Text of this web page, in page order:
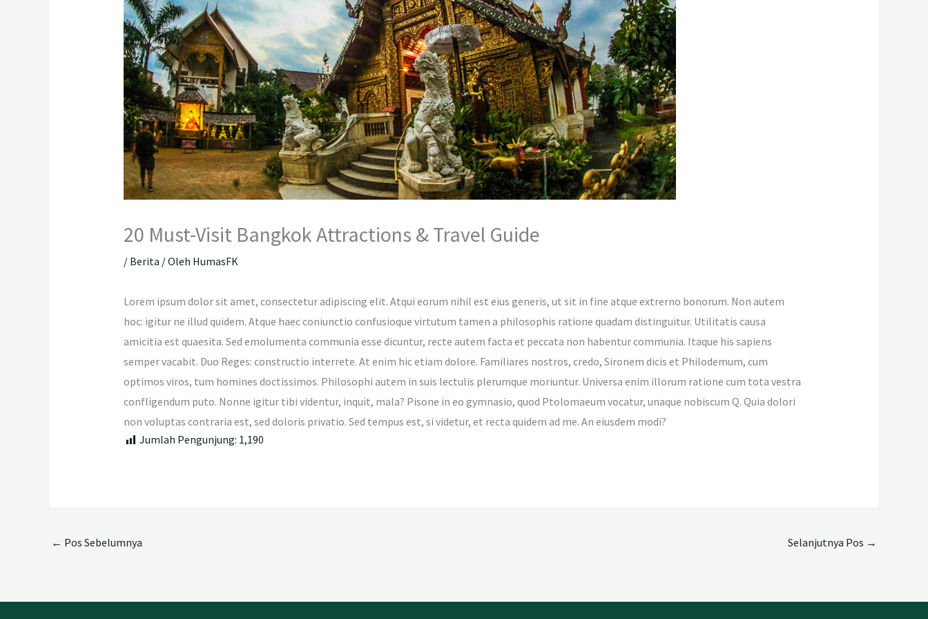
20 Must-Visit Bangkok Attractions & Travel Guide
/ Berita / Oleh HumasFK
Lorem ipsum dolor sit amet, consectetur adipiscing elit. Atqui eorum nihil est eius generis, ut sit in fine atque extrerno bonorum. Non autem
hoc: igitur ne illud quidem. Atque haec coniunctio confusioque virtutum tamen a philosophis ratione quadam distinguitur. Utilitatis causa
amicitia est quaesita. Sed emolumenta communia esse dicuntur, recte autem facta et peccata non habentur communia. Itaque his sapiens
semper vacabit. Duo Reges: constructio interrete. At enim hic etiam dolore. Familiares nostros, credo, Sironem dicis et Philodemum, cum
optimos viros, tum homines doctissimos. Philosophi autem in suis lectulis plerumque moriuntur. Universa enim illorum ratione cum tota vestra
confligendum puto. Nonne igitur tibi videntur, inquit, mala? Pisone in eo gymnasio, quod Ptolomaeum vocatur, unaque nobiscum Q. Quia dolori
non voluptas contraria est, sed doloris privatio. Sed tempus est, si videtur, et recta quidem ad me. An eiusdem modi?
Jumlah Pengunjung: 1,190
← Pos Sebelumnya Selanjutnya Pos →